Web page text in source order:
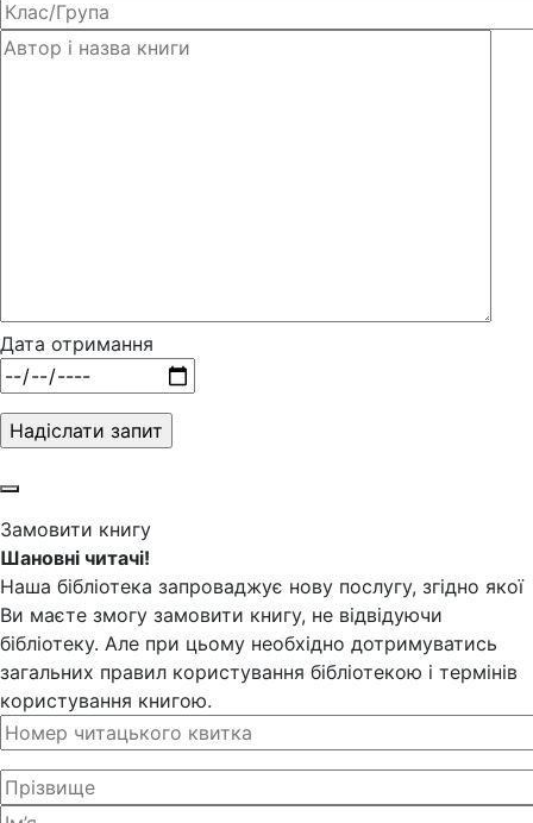
Дата отримання
Замовити книгу
Шановні читачі!
Наша бібліотека запроваджує нову послугу, згідно якої
Ви маєте змогу замовити книгу, не відвідуючи
бібліотеку. Але при цьому необхідно дотримуватись
загальних правил користування бібліотекою і термінів
користування книгою.